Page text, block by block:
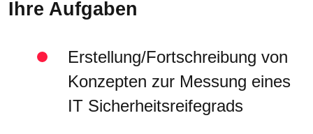
Ihre Aufgaben
Erstellung/Fortschreibung von
Konzepten zur Messung eines
IT Sicherheitsreifegrads